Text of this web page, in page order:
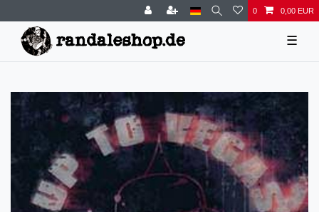
0 0,00 EUR
☰